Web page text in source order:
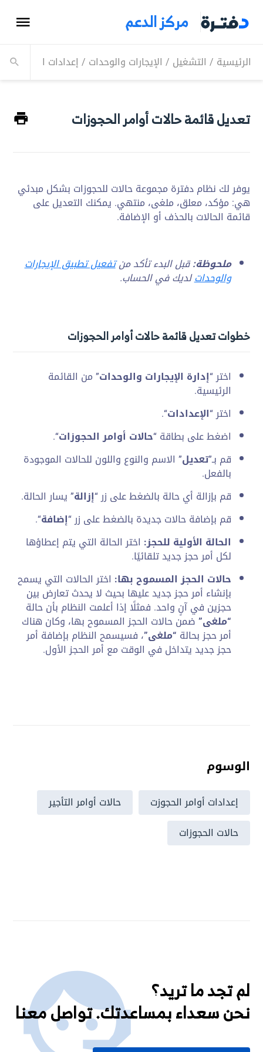
مركز الدعم
الرئيسية / التشغيل / الإيجارات والوحدات /إعدادات الإيجارات
تعديل قائمة حالات أوامر الحجوزات
يوفر لك نظام دفترة مجموعة حالات للحجوزات بشكل مبدئي
هي: مؤكد، معلق، ملغى، منتهي. يمكنك التعديل على
قائمة الحالات بالحذف أو الإضافة.
ملحوظة:قبل البدء تأكد منتفعيل تطبيق الإيجارات
والوحداتلديك في الحساب.
خطوات تعديل قائمة حالات أوامر الحجوزات
اختر “إدارة الإيجارات والوحدات” من القائمة
الرئيسية.
اختر “الإعدادات“.
اضغط على بطاقة “حالات أوامر الحجوزات“.
قم بـ”تعديل” الاسم والنوع واللون للحالات الموجودة
بالفعل.
قم بإزالة أي حالة بالضغط على زر “إزالة” يسار الحالة.
قم بإضافة حالات جديدة بالضغط على زر “إضافة“.
الحالة الأولية للحجز: اختر الحالة التي يتم إعطاؤها
لكل أمر حجز جديد تلقائيًا.
حالات الحجز المسموح بها: اختر الحالات التي يسمح
بإنشاء أمر حجز جديد عليها بحيث لا يحدث تعارض بين
حجزين في آنٍ واحد. فمثلًا إذا أعلمت النظام بأن حالة
“ملغى”ضمن حالات الحجز المسموح بها، وكان هناك
أمر حجز بحالة “ملغى”، فسيسمح النظام بإضافة أمر
حجز جديد يتداخل في الوقت مع أمر الحجز الأول.
الوسوم
إعدادات أوامر الحجوزت
حالات أوامر التأجير
حالات الحجوزات
لم تجد ما تريد؟
نحن سعداء بمساعدتك. تواصل معنا